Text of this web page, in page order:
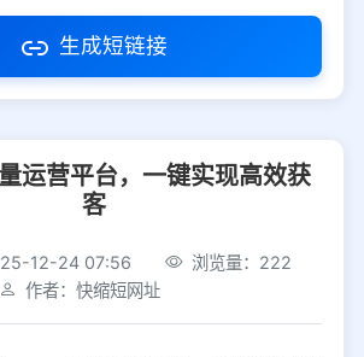
电商平台
免链接被拦截
生成短链接
运营平台，一键实现高效获
客
12-24 07:56
浏览量：222
作者：快缩短网址